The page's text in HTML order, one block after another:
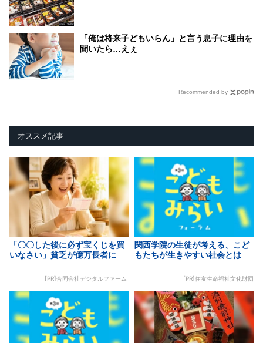
「俺は将来子どもいらん」と言う息子に理由を
聞いたら…えぇ
Recommended by
オススメ記事
「〇〇した後に必ず宝くじを買
いなさい」貧乏が億万長者に
[PR]合同会社デジタルファーム
関西学院の生徒が考える、こど
もたちが生きやすい社会とは
[PR]住友生命福祉文化財団